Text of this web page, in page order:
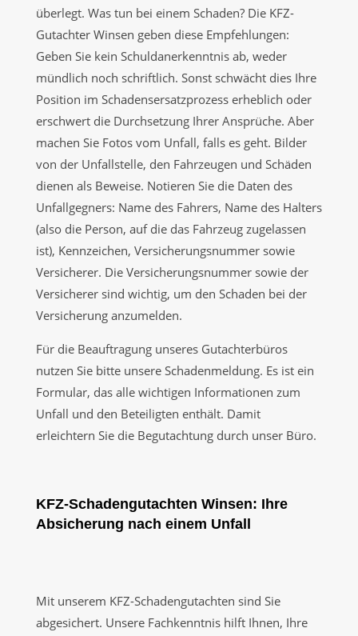
überlegt. Was tun bei einem Schaden? Die KFZ-
Gutachter Winsen geben diese Empfehlungen:
Geben Sie kein Schuldanerkenntnis ab, weder
mündlich noch schriftlich. Sonst schwächt dies Ihre
Position im Schadensersatzprozess erheblich oder
erschwert die Durchsetzung Ihrer Ansprüche. Aber
machen Sie Fotos vom Unfall, falls es geht. Bilder
von der Unfallstelle, den Fahrzeugen und Schäden
dienen als Beweise. Notieren Sie die Daten des
Unfallgegners: Name des Fahrers, Name des Halters
(also die Person, auf die das Fahrzeug zugelassen
ist), Kennzeichen, Versicherungsnummer sowie
Versicherer. Die Versicherungsnummer sowie der
Versicherer sind wichtig, um den Schaden bei der
Versicherung anzumelden.
Für die Beauftragung unseres Gutachterbüros
nutzen Sie bitte unsere Schadenmeldung. Es ist ein
Formular, das alle wichtigen Informationen zum
Unfall und den Beteiligten enthält. Damit
erleichtern Sie die Begutachtung durch unser Büro.
KFZ-Schadengutachten Winsen: Ihre
Absicherung nach einem Unfall
Mit unserem KFZ-Schadengutachten sind Sie
abgesichert. Unsere Fachkenntnis hilft Ihnen, Ihre